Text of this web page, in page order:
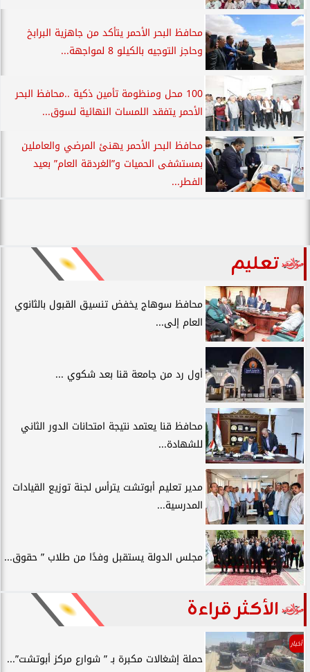
محافظ البحر الأحمر يتأكد من جاهزية البرابخ
وحاجز التوجيه بالكيلو 8 لمواجهة...
100 محل ومنظومة تأمين ذكية ..محافظ البحر
الأحمر يتفقد اللمسات النهائية لسوق...
محافظ البحر الأحمر يهنئ المرضي والعاملين
بمستشفى الحميات و”الغردقة العام” بعيد
الفطر...
تعليم
محافظ سوهاج يخفض تنسيق القبول بالثانوي
العام إلى...
أول رد من جامعة قنا بعد شكوي ...
محافظ قنا يعتمد نتيجة امتحانات الدور الثاني
للشهادة...
مدير تعليم أبوتشت يترأس لجنة توزيع القيادات
المدرسية...
مجلس الدولة يستقبل وفدًا من طلاب ” حقوق...
الأكثر قراءة
أخبار
حملة إشغالات مكبرة بـ ” شوارع مركز أبوتشت”...